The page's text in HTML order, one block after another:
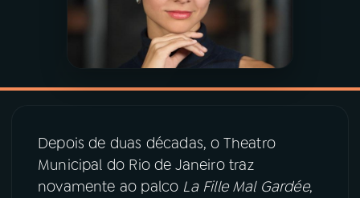
07ÚLTIMAS
08PRÊMIO RÁDIO MEC
Depois de duas décadas, o Theatro
Municipal do Rio de Janeiro traz
novamente ao palco La Fille Mal Gardée,